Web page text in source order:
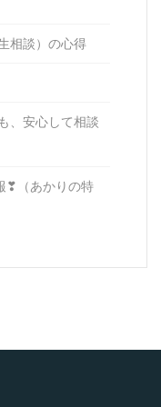
相談）の心得
、安心して相談
❣（あかりの特